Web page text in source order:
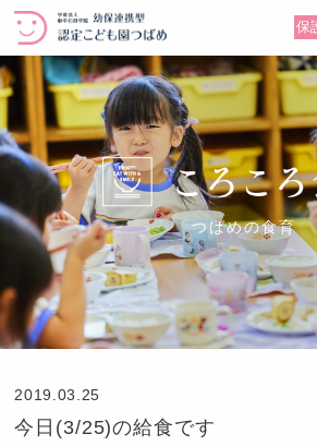
保
つばめの食育
2019.03.25
今日(3/25)の給食です